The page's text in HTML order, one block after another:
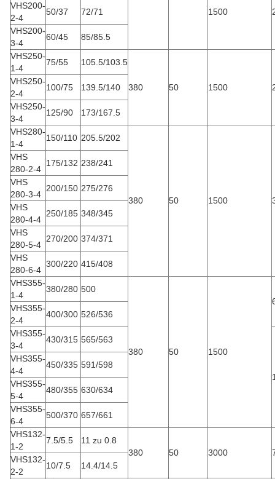
1500
VHS200-
2-4
50/37
72/71
VHS200-
3-4
60/45
85/85.5
VHS250-
1-4
75/55 105.5/103.5
380 50 1500
VHS250-
2-4
100/75
139.5/140
VHS250-
3-4
125/90
173/167.5
VHS280-
1-4
150/110 205.5/202
380 50 1500
VHS
280-2-4
175/132 238/241
VHS
280-3-4
200/150 275/276
VHS
280-4-4
250/185 348/345
VHS
280-5-4
270/200 374/371
VHS
280-6-4
300/220 415/408
VHS355-
1-4
380/280 500
380 50 1500
VHS355-
2-4
400/300 526/536
VHS355-
3-4
430/315 565/563
VHS355-
4-4
450/335 591/598
VHS355-
5-4
480/355 630/634
VHS355-
6-4
500/370 657/661
VHS132-
1-2
7.5/5.5
11 zu 0.8
380
50 3000
VHS132-
2-2
10/7.5 14.4/14.5